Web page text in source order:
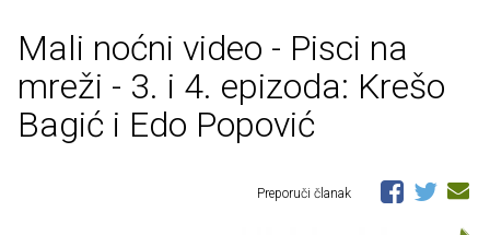
Mali noćni video - Pisci na
mreži - 3. i 4. epizoda: Krešo
Bagić i Edo Popović
Preporuči članak